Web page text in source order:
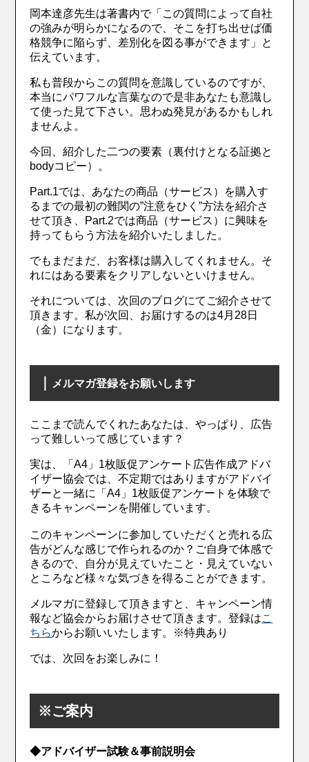
岡本達彦先生は著書内で「この質問によって自社
の強みが明らかになるので、そこを打ち出せば価
格競争に陥らず、差別化を図る事ができます」と
伝えています。
私も普段からこの質問を意識しているのですが、
本当にパワフルな言葉なので是非あなたも意識し
て使った見て下さい。思わぬ発見があるかもしれ
ませんよ。
今回、紹介した二つの要素（裏付けとなる証拠と
bodyコピー）。
Part.1では、あなたの商品（サービス）を購入す
るまでの最初の難関の”注意をひく”方法を紹介さ
せて頂き、Part.2では商品（サービス）に興味を
持ってもらう方法を紹介いたしました。
でもまだまだ、お客様は購入してくれません。そ
れにはある要素をクリアしないといけません。
それについては、次回のブログにてご紹介させて
頂きます。私が次回、お届けするのは4月28日
（金）になります。
メルマガ登録をお願いします
ここまで読んでくれたあなたは、やっぱり、広告
って難しいって感じています？
実は、「A4」1枚販促アンケート広告作成アドバ
イザー協会では、不定期ではありますがアドバイ
ザーと一緒に「A4」1枚販促アンケートを体験で
きるキャンペーンを開催しています。
このキャンペーンに参加していただくと売れる広
告がどんな感じで作られるのか？ご自身で体感で
きるので、自分が見えていたこと・見えていない
ところなど様々な気づきを得ることができます。
メルマガに登録して頂きますと、キャンペーン情
報など協会からお届けさせて頂きます。登録はこ
ちらからお願いいたします。※特典あり
では、次回をお楽しみに！
※ご案内
◆アドバイザー試験＆事前説明会